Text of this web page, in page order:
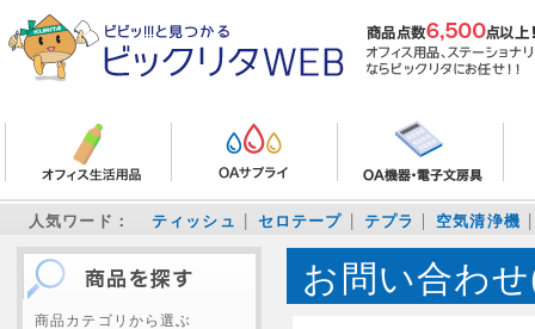
人気ワード： ティッシュ セロテープ テプラ 空気清浄機
商品カテゴリから選ぶ
お問い合わ